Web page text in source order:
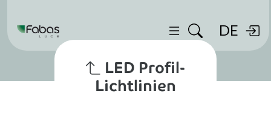
DE
LED Profil-
Lichtlinien